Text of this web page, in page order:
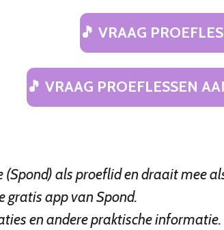
🎵 VRAAG
🎵 VRAAG PROEFLESSEN
als proeflid en draait mee
gratis app van Spond.
en andere praktische informatie.